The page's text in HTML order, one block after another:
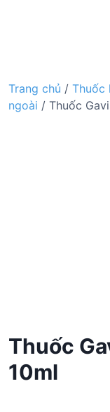
Trang chủ / Thuốc
ngoài / Thuốc
Thuốc
10ml